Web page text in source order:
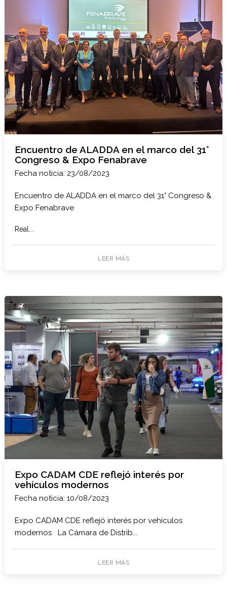
Encuentro de ALADDA en el marco del 31°
Congreso & Expo Fenabrave
Fecha noticia: 23/08/2023
Encuentro de ALADDA en el marco del 31° Congreso &
Expo Fenabrave
Real...
LEER MÁS
Expo CADAM CDE reflejó interés por
vehículos modernos
Fecha noticia: 10/08/2023
Expo CADAM CDE reflejó interés por vehículos
modernos La Cámara de Distrib...
LEER MÁS